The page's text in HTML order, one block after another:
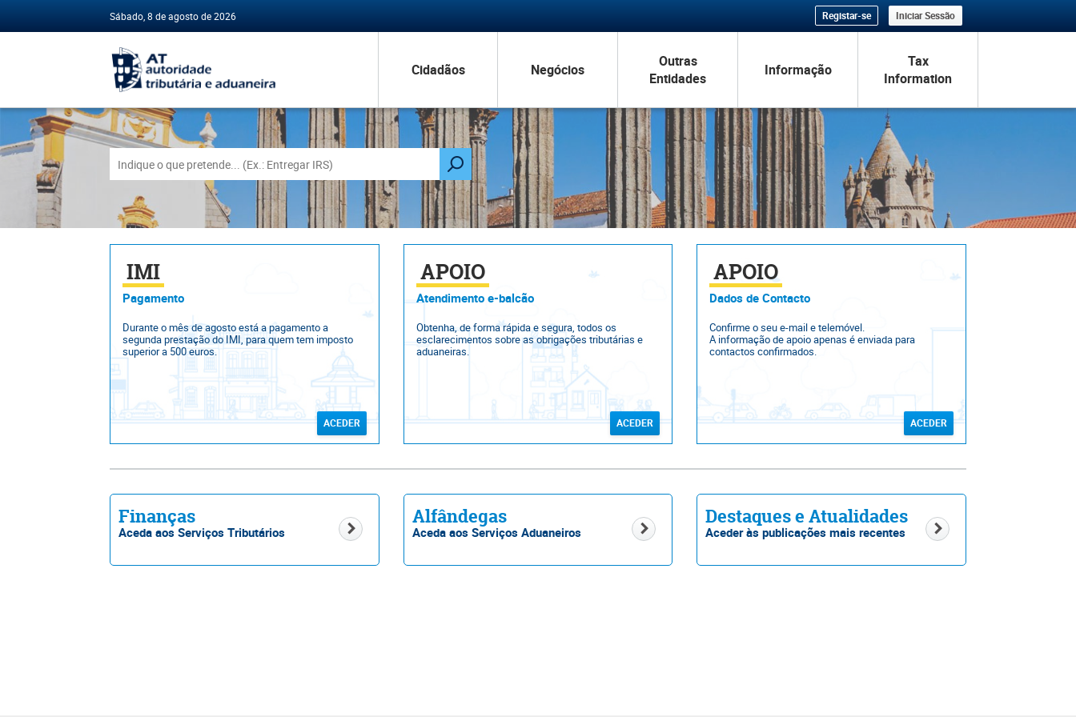
Sábado, 8 de agosto de 2026 Registar-se Iniciar Sessão
Cidadãos Negócios
Outras
Entidades
Informação
Tax
Information
IMI
Pagamento
Durante o mês de agosto está a pagamento a
segunda prestação do IMI, para quem tem imposto
superior a 500 euros.
ACEDER
APOIO
Atendimento e-balcão
Obtenha, de forma rápida e segura, todos os
esclarecimentos sobre as obrigações tributárias e
aduaneiras.
ACEDER
APOIO
Dados de Contacto
Confirme o seu e-mail e telemóvel.
A informação de apoio apenas é enviada para
contactos confirmados.
ACEDER
Finanças
Aceda aos Serviços Tributários
Alfândegas
Aceda aos Serviços Aduaneiros
Destaques e Atualidades
Aceder às publicações mais recentes